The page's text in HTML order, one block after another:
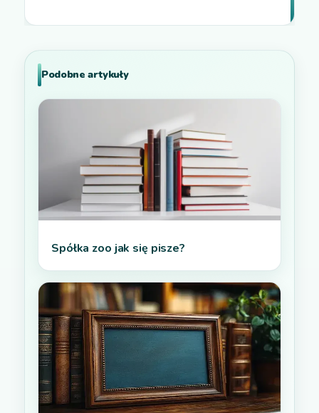
Podobne artykuły
Spółka zoo jak się pisze?